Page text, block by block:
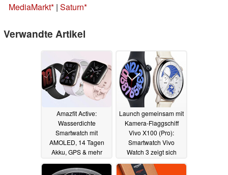
MediaMarkt | Saturn
Verwandte Artikel
Amazfit Active:
Wasserdichte
Smartwatch mit
AMOLED, 14 Tagen
Akku, GPS & mehr
im Handel03.11.2023
Launch gemeinsam mit
Kamera-Flaggschiff
Vivo X100 (Pro):
Smartwatch Vivo
Watch 3 zeigt sich
03.11.2023